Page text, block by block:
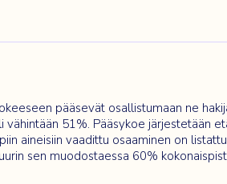
pääsevät osallistumaan ne
vähintään 51%. Pääsykoe järjestetään
aineisiin vaadittu osaaminen on
sen muodostaessa 60%